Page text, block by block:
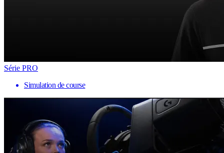
Série PRO
Simulation de course